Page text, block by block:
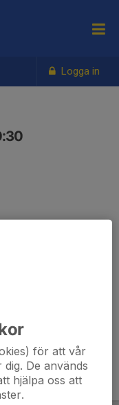
Logga in
för att vår
De används
hjälpa oss att